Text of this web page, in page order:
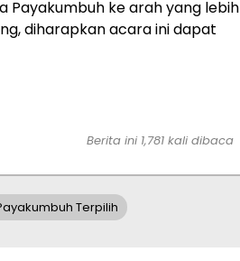
Payakumbuh ke arah yang lebih
diharapkan acara ini dapat
Berita ini 1,781 kali dibaca
Terpilih